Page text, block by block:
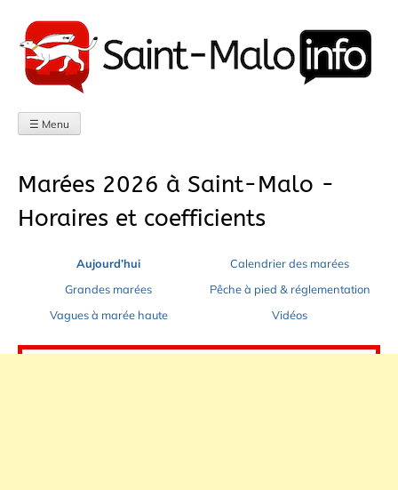
au
contenu
☰ Menu
Marées 2026 à Saint-Malo -
Horaires et coefficients
Aujourd’hui
Calendrier des marées
Grandes marées
Pêche à pied & réglementation
Vagues à marée haute
Vidéos